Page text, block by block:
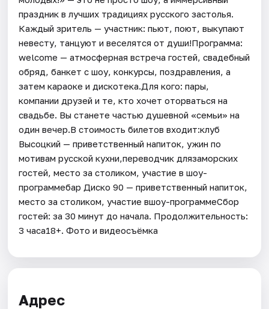
праздник в лучших традициях русского застолья.
Каждый зритель — участник: пьют, поют, выкупают
невесту, танцуют и веселятся от души!Программа:
welcome — атмосферная встреча гостей, свадебный
обряд, банкет с шоу, конкурсы, поздравления, а
затем караоке и дискотека.Для кого: пары,
компании друзей и те, кто хочет оторваться на
свадьбе. Вы станете частью душевной «семьи» на
один вечер.В стоимость билетов входит:клуб
Высоцкий — приветственный напиток, ужин по
мотивам русской кухни,переводчик длязаморских
гостей, место за столиком, участие в шоу-
программебар Диско 90 — приветственный напиток,
место за столиком, участие вшоу-программеСбор
гостей: за 30 минут до начала. Продолжительность:
3 часа18+. Фото и видеосъёмка
Адрес